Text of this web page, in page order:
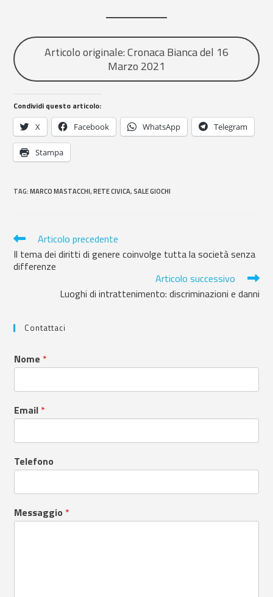
Articolo originale: Cronaca Bianca del 16
Marzo 2021
Condividi questo articolo:
X Facebook WhatsApp Telegram
Stampa
TAG:MARCO MASTACCHI, RETE CIVICA, SALE GIOCHI
Articolo precedente
Il tema dei diritti di genere coinvolge tutta la società senza
differenze
Articolo successivo
Luoghi di intrattenimento: discriminazioni e danni
Contattaci
Nome *
Email *
Telefono
Messaggio *